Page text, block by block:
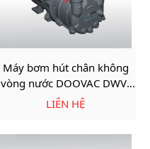
Máy bơm hút chân không
vòng nước DOOVAC DWV-
12H-2.2KW
LIÊN HỆ